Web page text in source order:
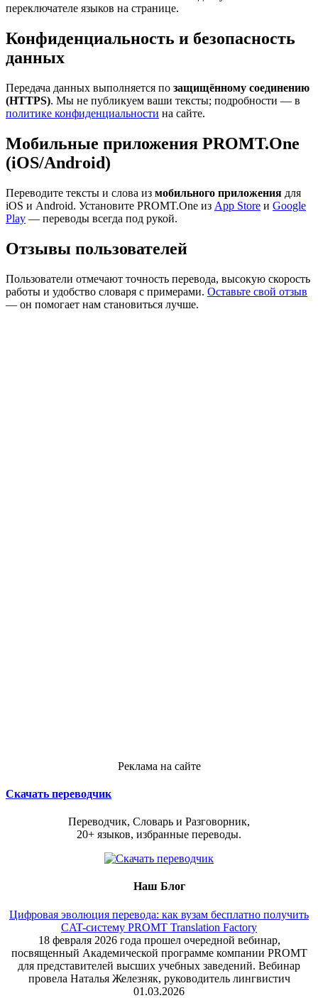
переключателе языков на странице.
Конфиденциальность и безопасность
данных
Передача данных выполняется по защищённому соединению
(HTTPS). Мы не публикуем ваши тексты; подробности — в
политике конфиденциальности на сайте.
Мобильные приложения PROMT.One
(iOS/Android)
Переводите тексты и слова из мобильного приложения для
iOS и Android. Установите PROMT.One из App Store и Google
Play — переводы всегда под рукой.
Отзывы пользователей
Пользователи отмечают точность перевода, высокую скорость
работы и удобство словаря с примерами. Оставьте свой отзыв
— он помогает нам становиться лучше.
Реклама на сайте
Скачать переводчик
Переводчик, Словарь и Разговорник,
20+ языков, избранные переводы.
Наш Блог
Цифровая эволюция перевода: как вузам бесплатно получить
CAT-систему PROMT Translation Factory
18 февраля 2026 года прошел очередной вебинар,
посвященный Академической программе компании PROMT
для представителей высших учебных заведений. Вебинар
провела Наталья Железняк, руководитель лингвистич
01.03.2026